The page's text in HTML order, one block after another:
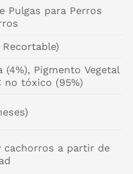
Pulgas para Perros
Pigmento Vegetal
no tóxico (95%)
cachorros a partir de